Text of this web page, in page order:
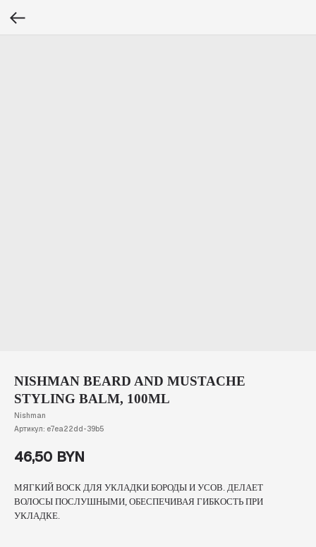
NISHMAN BEARD AND MUSTACHE
STYLING BALM, 100ML
Nishman
Артикул: e7ea22dd-39b5
46,50 BYN
МЯГКИЙ ВОСК ДЛЯ УКЛАДКИ БОРОДЫ И УСОВ. ДЕЛАЕТ
ВОЛОСЫ ПОСЛУШНЫМИ, ОБЕСПЕЧИВАЯ ГИБКОСТЬ ПРИ
УКЛАДКЕ.